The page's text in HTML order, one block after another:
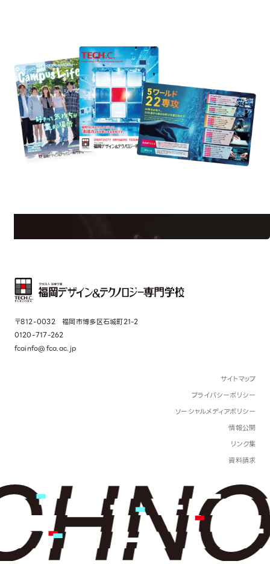
Information
〒812-0032 福岡市博多区石城町21-2
0120-717-262
fcainfo@fca.ac.jp
サイトマップ
プライバシーポリシー
ソーシャルメディアポリシー
情報公開
リンク集
資料請求